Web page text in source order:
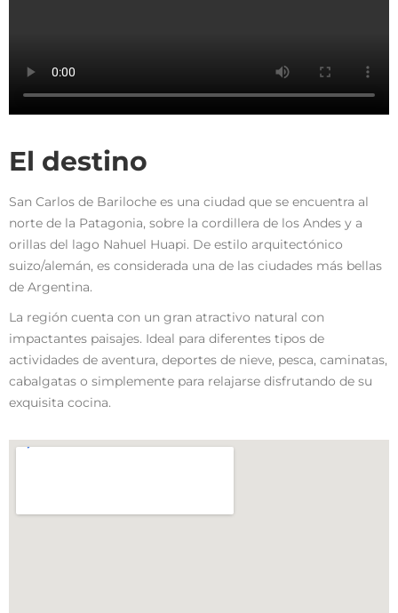
El destino
San Carlos de Bariloche es una ciudad que se encuentra al
norte de la Patagonia, sobre la cordillera de los Andes y a
orillas del lago Nahuel Huapi. De estilo arquitectónico
suizo/alemán, es considerada una de las ciudades más bellas
de Argentina.
La región cuenta con un gran atractivo natural con
impactantes paisajes. Ideal para diferentes tipos de
actividades de aventura, deportes de nieve, pesca, caminatas,
cabalgatas o simplemente para relajarse disfrutando de su
exquisita cocina.